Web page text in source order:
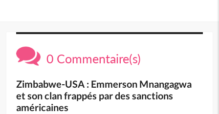
0 Commentaire(s)
Zimbabwe-USA : Emmerson Mnangagwa
et son clan frappés par des sanctions
américaines